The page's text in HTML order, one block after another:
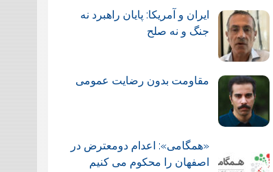
ایران و آمریکا: پایان راهبرد نه
جنگ و نه صلح
مقاومت بدون رضایت عمومی
«همگامی»: اعدام دومعترض در
اصفهان را محکوم می کنیم